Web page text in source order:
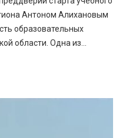
Антоном Алихановым
образовательных
области. Одна из...